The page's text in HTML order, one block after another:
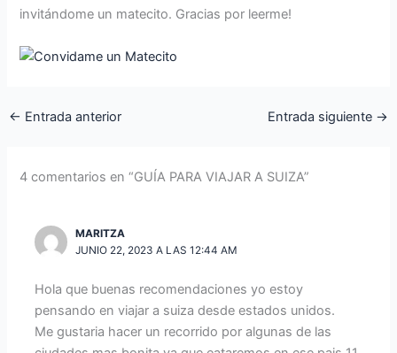
invitándome un matecito. Gracias por leerme!
← Entrada anterior Entrada siguiente →
4 comentarios en “GUÍA PARA VIAJAR A SUIZA”
MARITZA
JUNIO 22, 2023 A LAS 12:44 AM
Hola que buenas recomendaciones yo estoy
pensando en viajar a suiza desde estados unidos.
Me gustaria hacer un recorrido por algunas de las